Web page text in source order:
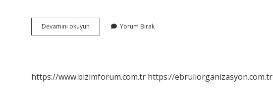
Devamını okuyun
Nın
Yorum Bırak
https://www.bizimforum.com.tr https://ebruliorganizasyon.com.tr